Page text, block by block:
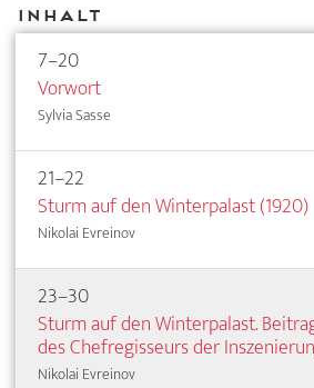
Inhalt
7–20
Vorwort
Sylvia Sasse
21–22
Sturm auf den Winterpalast (1920)
Nikolai Evreinov
23–30
Sturm auf den Winterpalast.
des Chefregisseurs der
Nikolai Evreinov